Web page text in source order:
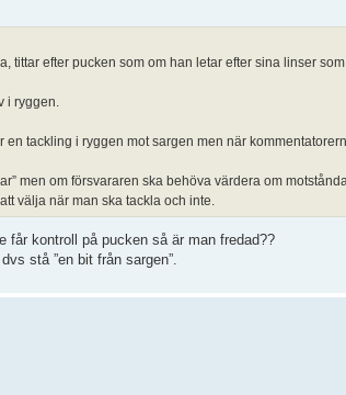
tittar efter pucken som om han letar efter sina linser
i ryggen.
tackling i ryggen mot sargen men när
men om försvararen ska behöva värdera om
välja när man ska tackla och inte.
får kontroll på pucken så är man fredad??
stå ”en bit från sargen”.